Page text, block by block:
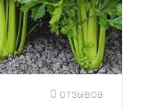
0 отзывов